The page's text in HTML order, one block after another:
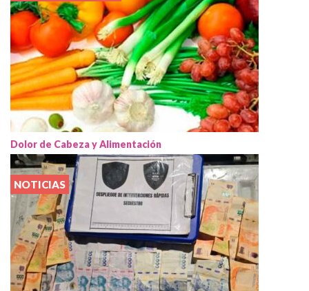
Dolor de Cabeza y Alimentación
NOTICIAS